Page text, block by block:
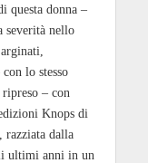
questa donna –
severità nello
lo stesso
– con
Knops di
razziata dalla
ultimi anni in un